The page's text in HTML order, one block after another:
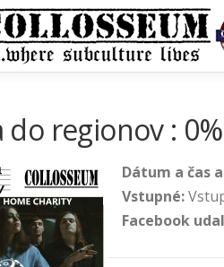
regionov :
Dátum a čas
Vstupné:
Facebook